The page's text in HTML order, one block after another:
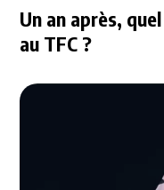
Un an après,
au TFC ?